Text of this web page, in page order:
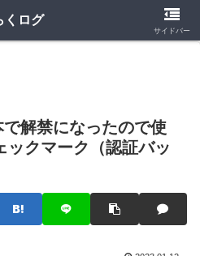
ワリーグ プロスピA
解禁になったので使
ックマーク（認証バッ
くログ
サイドバー